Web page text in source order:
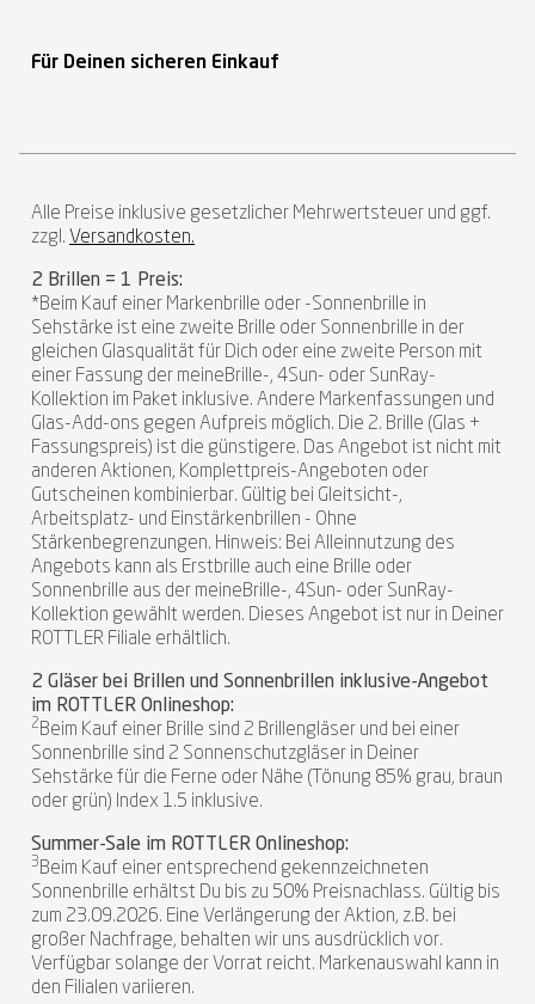
Für Deinen sicheren Einkauf
Alle Preise inklusive gesetzlicher Mehrwertsteuer und ggf.
zzgl. Versandkosten.
2 Brillen = 1 Preis:
*Beim Kauf einer Markenbrille oder -Sonnenbrille in
Sehstärke ist eine zweite Brille oder Sonnenbrille in der
gleichen Glasqualität für Dich oder eine zweite Person mit
einer Fassung der meineBrille-, 4Sun- oder SunRay-
Kollektion im Paket inklusive. Andere Markenfassungen und
Glas-Add-ons gegen Aufpreis möglich. Die 2. Brille (Glas +
Fassungspreis) ist die günstigere. Das Angebot ist nicht mit
anderen Aktionen, Komplettpreis-Angeboten oder
Gutscheinen kombinierbar. Gültig bei Gleitsicht-,
Arbeitsplatz- und Einstärkenbrillen - Ohne
Stärkenbegrenzungen. Hinweis: Bei Alleinnutzung des
Angebots kann als Erstbrille auch eine Brille oder
Sonnenbrille aus der meineBrille-, 4Sun- oder SunRay-
Kollektion gewählt werden. Dieses Angebot ist nur in Deiner
ROTTLER Filiale erhältlich.
2 Gläser bei Brillen und Sonnenbrillen inklusive-Angebot
im ROTTLER Onlineshop:
2 Beim Kauf einer Brille sind 2 Brillengläser und bei einer
Sonnenbrille sind 2 Sonnenschutzgläser in Deiner
Sehstärke für die Ferne oder Nähe (Tönung 85% grau, braun
oder grün) Index 1.5 inklusive.
Summer-Sale im ROTTLER Onlineshop:
3 Beim Kauf einer entsprechend gekennzeichneten
Sonnenbrille erhältst Du bis zu 50% Preisnachlass. Gültig bis
zum 23.09.2026. Eine Verlängerung der Aktion, z.B. bei
großer Nachfrage, behalten wir uns ausdrücklich vor.
Verfügbar solange der Vorrat reicht. Markenauswahl kann in
den Filialen variieren.